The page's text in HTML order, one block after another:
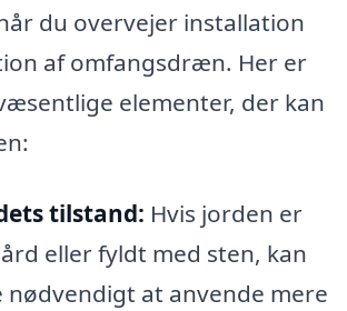
du overvejer installation
af omfangsdræn. Her er
elementer, der kan
tilstand: Hvis jorden er
eller fyldt med sten, kan
at anvende mere